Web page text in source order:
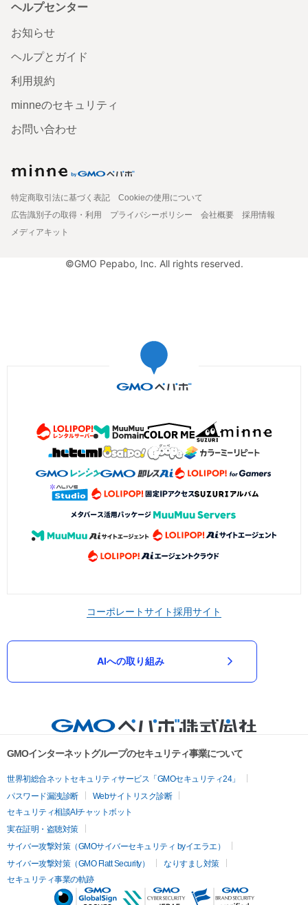
ヘルプセンター
お知らせ
ヘルプとガイド
利用規約
minneのセキュリティ
お問い合わせ
特定商取引法に基づく表記
Cookieの使用について
広告識別子の取得・利用
プライバシーポリシー 会社概要
採用情報
メディアキット
©GMO Pepabo, Inc. All rights reserved.
コーポレートサイト採用サイト
AIへの取り組み
GMOインターネットグループのセキュリティ事業について
世界初総合ネットセキュリティサービス「GMOセキュリティ24」
パスワード漏洩診断
Webサイトリスク診断
セキュリティ相談AIチャットボット
実在証明・盗聴対策
サイバー攻撃対策（GMOサイバーセキュリティ byイエラエ）
サイバー攻撃対策（GMO Flatt Security）
なりすまし対策
セキュリティ事業の軌跡